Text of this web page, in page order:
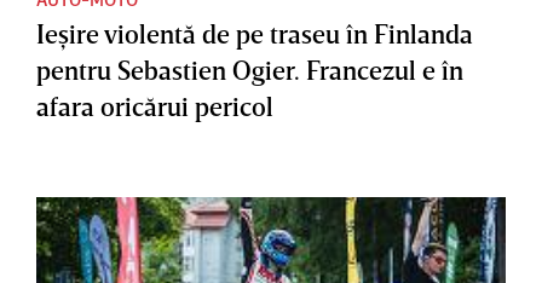
Ieşire violentă de pe traseu în Finlanda
pentru Sebastien Ogier. Francezul e în
afara oricărui pericol